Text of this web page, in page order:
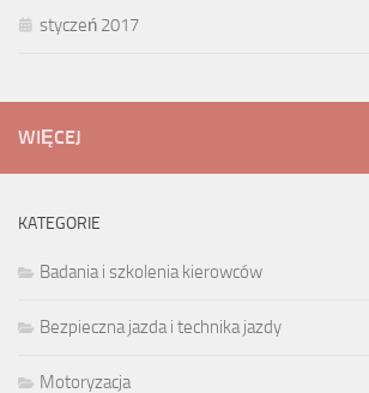
styczeń 2017
WIĘCEJ
KATEGORIE
Badania i szkolenia kierowców
Bezpieczna jazda i technika jazdy
Motoryzacja